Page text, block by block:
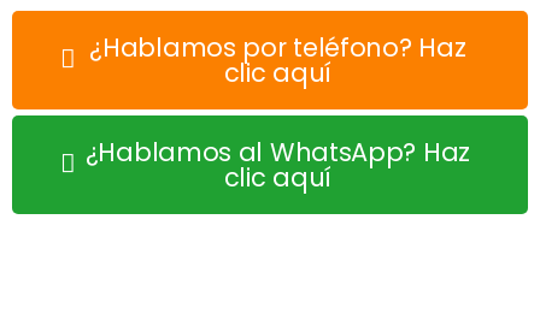
¿Hablamos por teléfono? Haz
clic aquí
¿Hablamos al WhatsApp? Haz
clic aquí